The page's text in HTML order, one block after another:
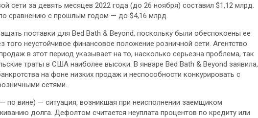
сети за девять месяцев 2022 года (до 26 ноября) составил $1,12 млрд.
сравнению с прошлым годом — до $4,16 млрд.
поставки для Bed Bath & Beyond, поскольку были обеспокоены ее
того неустойчивое финансовое положение розничной сети. Агентство
в этот период указывает на то, насколько серьезна проблема, так
траты в США наиболее высоки. В январе Bed Bath & Beyond заявила,
на фоне низких продаж и неспособности конкурировать с
сетями.
по вине) — ситуация, возникшая при неисполнении заемщиком
долга. Дефолтом считается неуплата процентов по кредиту или